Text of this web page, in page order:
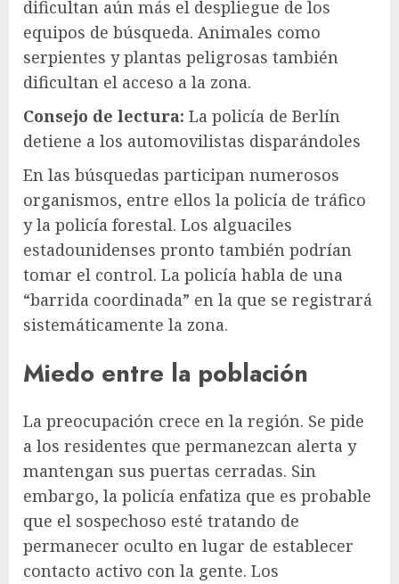
dificultan aún más el despliegue de los
equipos de búsqueda. Animales como
serpientes y plantas peligrosas también
dificultan el acceso a la zona.
Consejo de lectura: La policía de Berlín
detiene a los automovilistas disparándoles
En las búsquedas participan numerosos
organismos, entre ellos la policía de tráfico
y la policía forestal. Los alguaciles
estadounidenses pronto también podrían
tomar el control. La policía habla de una
“barrida coordinada” en la que se registrará
sistemáticamente la zona.
Miedo entre la población
La preocupación crece en la región. Se pide
a los residentes que permanezcan alerta y
mantengan sus puertas cerradas. Sin
embargo, la policía enfatiza que es probable
que el sospechoso esté tratando de
permanecer oculto en lugar de establecer
contacto activo con la gente. Los